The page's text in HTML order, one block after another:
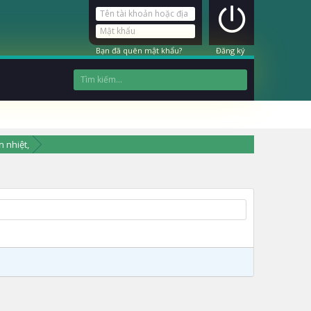
Bạn đã quên mật khẩu? Đăng ký
nhiệt,